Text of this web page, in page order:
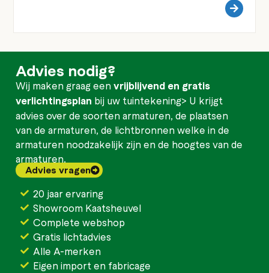
Advies nodig?
Wij maken graag eenvrijblijvend en gratis
verlichtingsplan bij uw tuintekening> U krijgt
advies over de soorten armaturen, de plaatsen
van de armaturen, de lichtbronnen welke in de
armaturen noodzakelijk zijn en de hoogtes van de
armaturen.
Advies vragen
20 jaar ervaring
Showroom Kaatsheuvel
Complete webshop
Gratis lichtadvies
Alle A-merken
Eigen import en fabricage